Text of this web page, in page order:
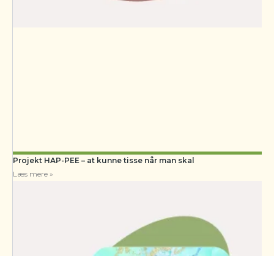
Projekt HAP-PEE – at kunne tisse når man skal
Læs mere »